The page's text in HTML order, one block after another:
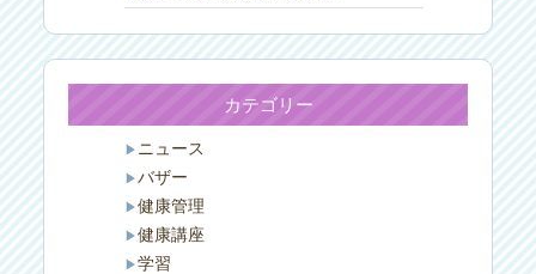
カテゴリー
ニュース
バザー
健康管理
健康講座
学習